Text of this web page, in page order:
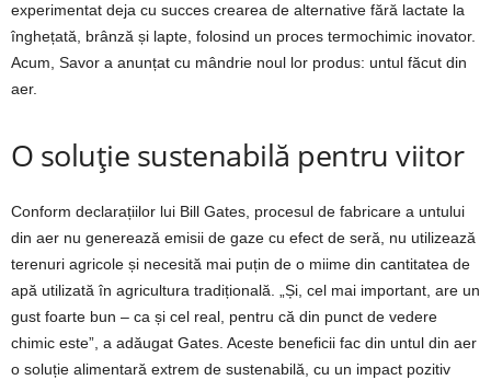
experimentat deja cu succes crearea de alternative fără lactate la
înghețată, brânză și lapte, folosind un proces termochimic inovator.
Acum, Savor a anunțat cu mândrie noul lor produs: untul făcut din
aer.
O soluție sustenabilă pentru viitor
Conform declarațiilor lui Bill Gates, procesul de fabricare a untului
din aer nu generează emisii de gaze cu efect de seră, nu utilizează
terenuri agricole și necesită mai puțin de o miime din cantitatea de
apă utilizată în agricultura tradițională. „Și, cel mai important, are un
gust foarte bun – ca și cel real, pentru că din punct de vedere
chimic este”, a adăugat Gates. Aceste beneficii fac din untul din aer
o soluție alimentară extrem de sustenabilă, cu un impact pozitiv